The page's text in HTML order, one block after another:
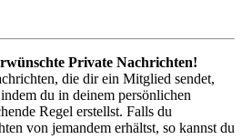
Private Nachrichten!
die dir ein Mitglied sendet,
du in deinem persönlichen
Regel erstellst. Falls du
von jemandem erhältst, so kannst du